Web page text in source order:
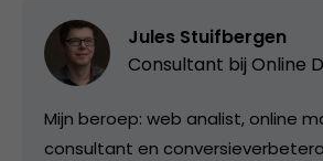
Jules Stuifbergen
Consultant bij Online
Mijn beroep: web analist, online
consultant en